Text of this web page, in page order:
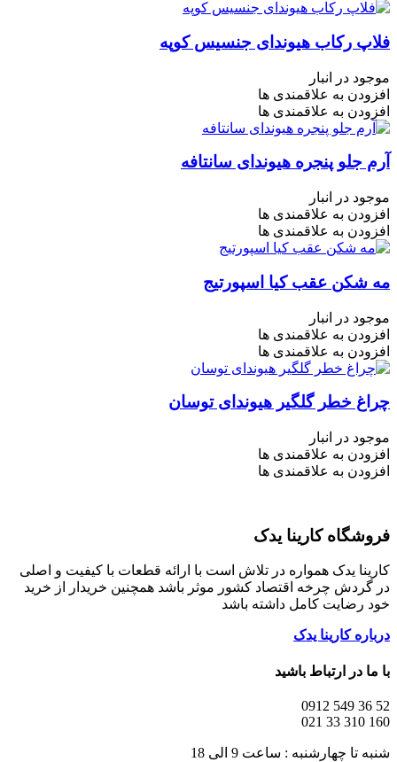
فلاپ رکاب هیوندای جنسیس کوپه
موجود در انبار
افزودن به علاقمندی ها
افزودن به علاقمندی ها
آرم جلو پنجره هیوندای سانتافه
موجود در انبار
افزودن به علاقمندی ها
افزودن به علاقمندی ها
مه شکن عقب کیا اسپورتیج
موجود در انبار
افزودن به علاقمندی ها
افزودن به علاقمندی ها
چراغ خطر گلگیر هیوندای توسان
موجود در انبار
افزودن به علاقمندی ها
افزودن به علاقمندی ها
فروشگاه کارینا یدک
کارینا یدک همواره در تلاش است با ارائه قطعات با کیفیت و اصلی
در گردش چرخه اقتصاد کشور موثر باشد همچنین خریدار از خرید
خود رضایت کامل داشته باشد
درباره کارینا یدک
با ما در ارتباط باشید
52 36 549 0912
160 310 33 021
شنبه تا چهارشنبه : ساعت 9 الی 18